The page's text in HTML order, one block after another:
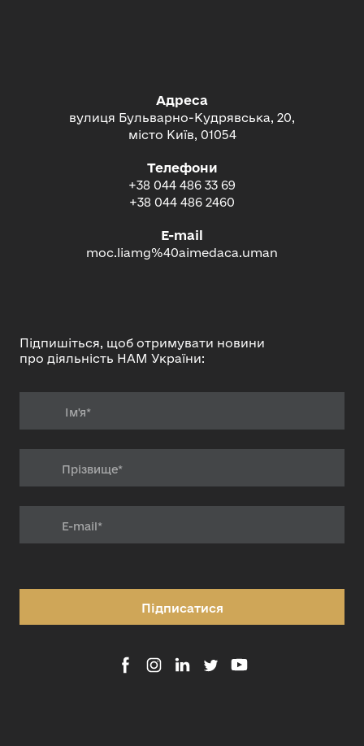
Адреса
вулиця Бульварно-Кудрявська, 20,
місто Київ, 01054
Телефони
+38 044 486 33 69
+38 044 486 2460
E-mail
moc.liamg%40aimedaca.uman
Підпишіться, щоб отримувати новини
про діяльність НАМ України:
Підписатися